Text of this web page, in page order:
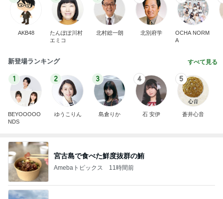
AKB48
たんぽぽ川村
エミコ
北村総一朗 北別府学
OCHA NORM
A
新登場ランキング すべて見る
1
BEYOOOOO
NDS
2
ゆうこりん
3
島倉りか
4
石 安伊
5
蒼井心音
宮古島で食べた鮮度抜群の鮪
Amebaトピックス 11時間前